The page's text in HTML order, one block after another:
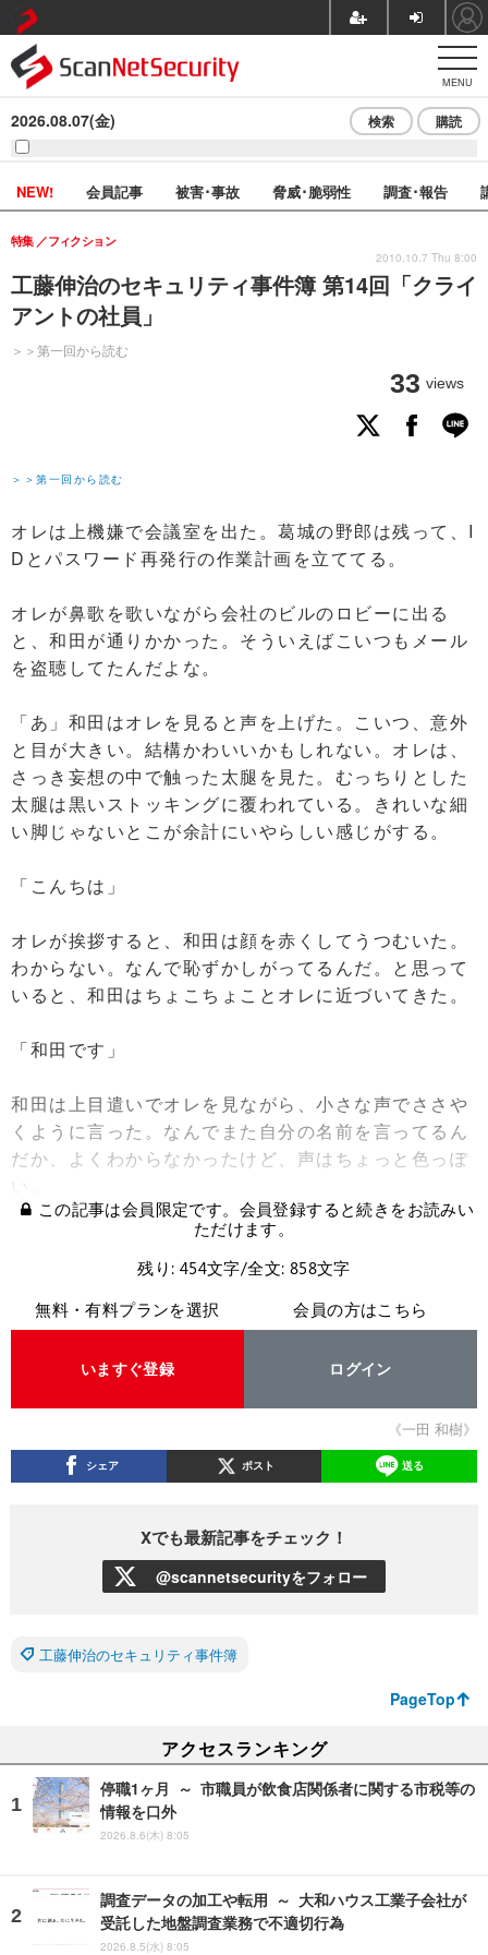
MENU
2026.08.07(金) 検索 購読
NEW! 会員記事 被害･事故 脅威･脆弱性 調査･報告
工藤伸治のセキュリティ事件簿 第14回「クライ
アントの社員」
＞＞第一回から読む
特集 フィクション
33 views
2010.10.7 Thu 8:00
＞＞第一回から読む
オレは上機嫌で会議室を出た。葛城の野郎は残って、I
Dとパスワード再発行の作業計画を立ててる。
オレが鼻歌を歌いながら会社のビルのロビーに出る
と、和田が通りかかった。そういえばこいつもメール
を盗聴してたんだよな。
「あ」和田はオレを見ると声を上げた。こいつ、意外
と目が大きい。結構かわいいかもしれない。オレは、
さっき妄想の中で触った太腿を見た。むっちりとした
太腿は黒いストッキングに覆われている。きれいな細
い脚じゃないとこが余計にいやらしい感じがする。
「こんちは」
オレが挨拶すると、和田は顔を赤くしてうつむいた。
わからない。なんで恥ずかしがってるんだ。と思って
いると、和田はちょこちょことオレに近づいてきた。
「和田です」
和田は上目遣いでオレを見ながら、小さな声でささや
くように言った。なんでまた自分の名前を言ってるん
だか、よくわからなかったけど、声はちょっと色っぽ
この記事は会員限定です。会員登録すると続きをお読みい
ただけます。
残り: 454文字/全文: 858文字
無料・有料プランを選択
いますぐ登録
会員の方はこちら
ログイン
《一田 和樹》
シェア ポスト 送る
Xでも最新記事をチェック！
@scannetsecurityをフォロー
工藤伸治のセキュリティ事件簿
PageTop
アクセスランキング
停職1ヶ月 ～ 市職員が飲食店関係者に関する市税等の
情報を口外
2026.8.6(木) 8:05
調査データの加工や転用 ～ 大和ハウス工業子会社が
受託した地盤調査業務で不適切行為
2026.8.5(水) 8:05